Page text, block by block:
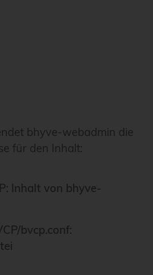
bhyve-webadmin die
für den Inhalt:
Inhalt von bhyve-
bvcp.conf: